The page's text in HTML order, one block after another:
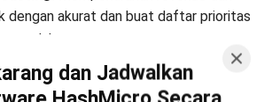
pembangunan kemitraan strategis, serta
pipeline penjualan untuk mendorong
bisnis yang berkelanjutan.